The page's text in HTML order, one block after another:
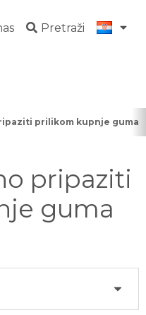
Pretraži
prilikom kupnje guma
pripaziti
guma